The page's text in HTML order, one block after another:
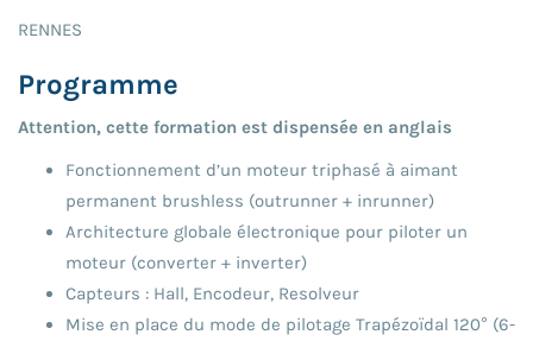
RENNES
Programme
Attention, cette formation est dispensée en anglais
Fonctionnement d’un moteur triphasé à aimant
permanent brushless (outrunner + inrunner)
Architecture globale électronique pour piloter un
moteur (converter + inverter)
Capteurs : Hall, Encodeur, Resolveur
Mise en place du mode de pilotage Trapézoïdal 120° (6-